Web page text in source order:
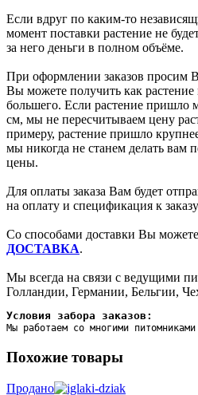
Если вдруг по каким-то
момент поставки растение не
за него деньги в полном объёме.
При оформлении заказов просим
Вы можете получить как растение
большего. Если растение пришло
см, мы не пересчитываем цену
примеру, растение пришло
мы никогда не станем делать вам
цены.
Для оплаты заказа Вам будет
на оплату и спецификация к
Со способами доставки Вы можете
ДОСТАВКА.
Мы всегда на связи с ведущими
Голландии, Германии, Бельгии,
Условия забора заказов:
Мы работаем со многими
Похожие товары
Продано